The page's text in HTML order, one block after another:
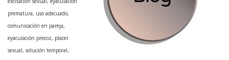
prematura, uso adecuado,
comunicación en pareja,
eyaculación precoz, placer
sexual, solución temporal,